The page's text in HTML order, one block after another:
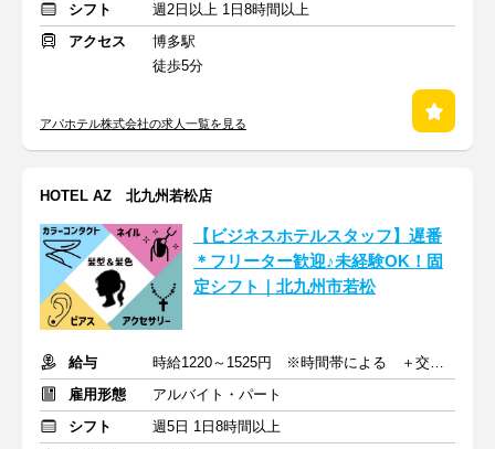
シフト
週2日以上 1日8時間以上
アクセス
博多駅
徒歩5分
アパホテル株式会社の求人一覧を見る
HOTEL AZ 北九州若松店
【ビジネスホテルスタッフ】遅番
＊フリーター歓迎♪未経験OK！固
定シフト｜北九州市若松
給与
時給1220～1525円 ※時間帯による ＋交通費(月上限1万8900円)
雇用形態
アルバイト・パート
シフト
週5日 1日8時間以上